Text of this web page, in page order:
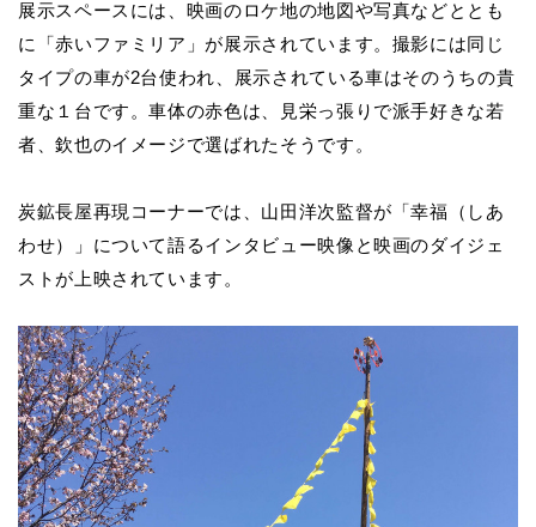
展示スペースには、映画のロケ地の地図や写真などととも
に「赤いファミリア」が展示されています。撮影には同じ
タイプの車が2台使われ、展示されている車はそのうちの貴
重な１台です。車体の赤色は、見栄っ張りで派手好きな若
者、欽也のイメージで選ばれたそうです。
炭鉱長屋再現コーナーでは、山田洋次監督が「幸福（しあ
わせ）」について語るインタビュー映像と映画のダイジェ
ストが上映されています。